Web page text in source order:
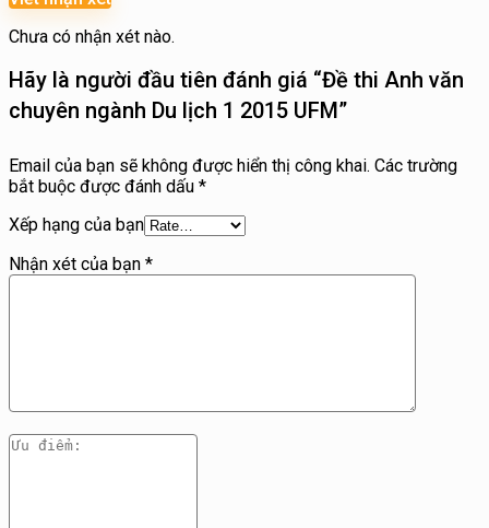
Chưa có nhận xét nào.
Hãy là người đầu tiên đánh giá “Đề thi Anh văn
chuyên ngành Du lịch 1 2015 UFM”
Email của bạn sẽ không được hiển thị công khai. Các trường
bắt buộc được đánh dấu *
Xếp hạng của bạn
Nhận xét của bạn *